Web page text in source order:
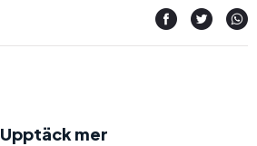
Upptäck mer